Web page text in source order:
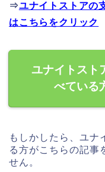
⇒ユナイトストアの
はこちらをクリック
ユナイトスト
べている
もしかしたら、ユナ
る方がこちらの記事
せん。